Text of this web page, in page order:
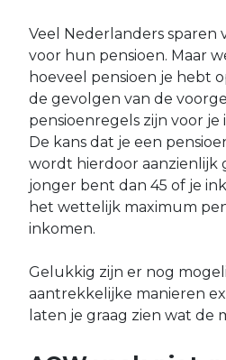
Veel Nederlanders sparen
voor hun pensioen. Maar
hoeveel pensioen je hebt
de gevolgen van de
pensioenregels zijn voor
De kans dat je een
wordt hierdoor aanzienlijk
jonger bent dan 45 of je
het wettelijk maximum
inkomen.
Gelukkig zijn er nog
aantrekkelijke manieren
laten je graag zien wat de